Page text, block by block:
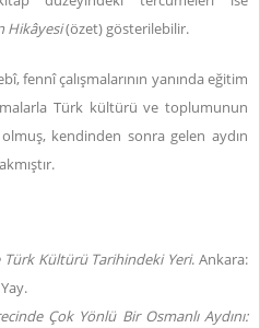
Hikâyesi(özet) gösterilebilir.
fennî çalışmalarının yanında eğitim
Türk kültürü ve toplumunun
kendinden sonra gelen aydın
Türk Kültürü Tarihindeki Yeri. Ankara:
Çok Yönlü Bir Osmanlı Aydını: